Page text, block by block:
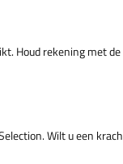
Houd rekening met
Wilt u een